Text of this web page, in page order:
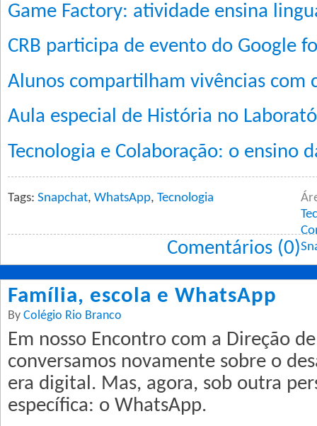
Game Factory: atividade ensina
CRB participa de evento do Google
Alunos compartilham vivências com
Aula especial de História no
Tecnologia e Colaboração: o ensino
Tags: Snapchat, WhatsApp, Tecnologia
Comentários (0)
Família, escola e WhatsApp
By Colégio Rio Branco
Em nosso Encontro com a Direção
conversamos novamente sobre o
era digital. Mas, agora, sob outra
específica: o WhatsApp.